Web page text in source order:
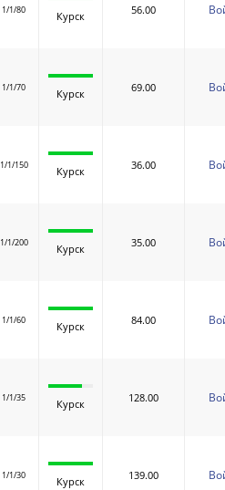
1/1/80 Курск 56.00
1/1/70 Курск 69.00
1/1/150 Курск 36.00
1/1/200 Курск 35.00
1/1/60 Курск 84.00
1/1/35 Курск 128.00
1/1/30 Курск 139.00